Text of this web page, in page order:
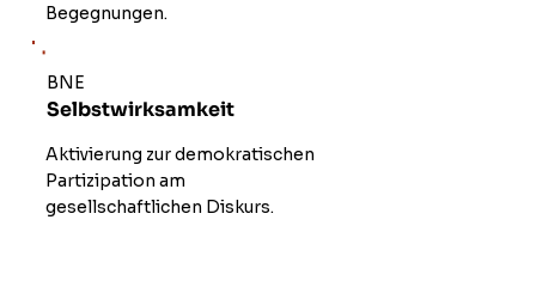
Begegnungen.
BNE
Selbstwirksamkeit
Aktivierung zur demokratischen
Partizipation am
gesellschaftlichen Diskurs.